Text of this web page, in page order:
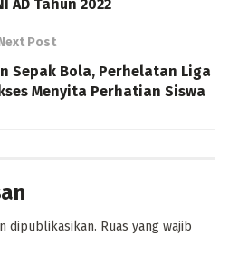
AD Tahun 2022
Post
Sepak Bola, Perhelatan Liga
Menyita Perhatian Siswa
dipublikasikan. Ruas yang wajib